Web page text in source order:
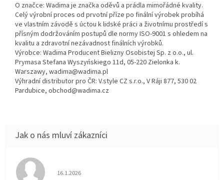
O značce: Wadima je značka oděvů a prádla mimořádné kvality.
Celý výrobní proces od prvotní příze po finální výrobek probíhá
ve vlastním závodě s úctou k lidské práci a životnímu prostředí s
přísným dodržováním postupů dle normy ISO-9001 s ohledem na
kvalitu a zdravotní nezávadnost finálních výrobků.
Výrobce: Wadima Producent Bielizny Osobistej Sp. z o.o., ul.
Prymasa Stefana Wyszyńskiego 11d, 05-220 Zielonka k.
Warszawy, wadima@wadima.pl
Výhradní distributor pro ČR: V.style CZ s.r.o., V Ráji 877, 530 02
Pardubice, obchod@wadima.cz
Hodnocení obchodu je 5 z 5 hvězdiček.
16.1.2026